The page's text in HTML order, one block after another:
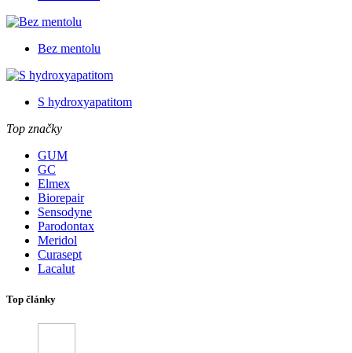
Bez mentolu
S hydroxyapatitom
Top značky
GUM
GC
Elmex
Biorepair
Sensodyne
Parodontax
Meridol
Curasept
Lacalut
Top články